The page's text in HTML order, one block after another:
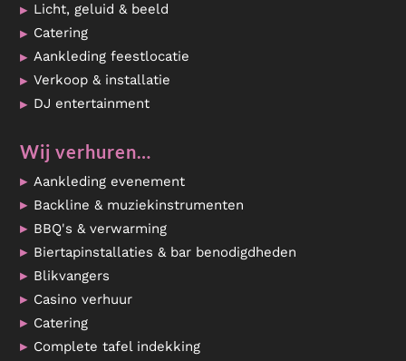
Licht, geluid & beeld
Catering
Aankleding feestlocatie
Verkoop & installatie
DJ entertainment
Wij verhuren…
Aankleding evenement
Backline & muziekinstrumenten
BBQ's & verwarming
Biertapinstallaties & bar benodigdheden
Blikvangers
Casino verhuur
Catering
Complete tafel indekking